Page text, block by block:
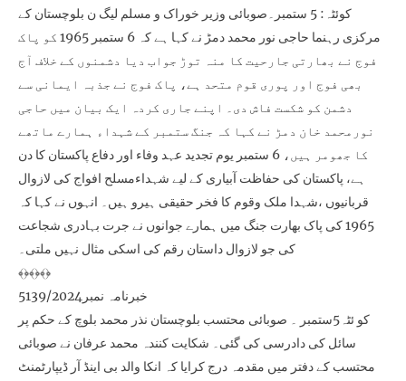
کوئٹہ: 5 ستمبر۔صوبائی وزیر خوراک و مسلم لیگ ن بلوچستان کے
مرکزی رہنما حاجی نور محمد دمڑ نے کہا ہے کہ 6 ستمبر 1965 کو پاک
فوج نے بھارتی جارحیت کا منہ توڑ جواب دیا دشمنوں کے خلاف آج
بھی فوج اور پوری قوم متحد ہے، پاک فوج نے جذبہ ایمانی سے
دشمن کو شکست فاش دی۔ اپنے جاری کردہ ایک بیان میں حاجی
نورمحمد خان دمڑ نے کہا کہ جنگ ستمبر کے شہداء ہمارے ماتھے
کا جھومر ہیں، 6 ستمبر یوم تجدید عہد وفاء اور دفاع پاکستان کا دن
ہے، پاکستان کی حفاظت آبیاری کے لیے شہداءمسلح افواج کی لازوال
قربانیوں ،شہدا ملک وقوم کا فخر حقیقی ہیرو ہیں۔ انہوں نے کہا کہ
1965 کی پاک بھارت جنگ میں ہمارے جوانوں نے جرت بہادری شجاعت
کی جو لازوال داستان رقم کی اسکی مثال نہیں ملتی۔
﴾﴿﴾﴿﴾﴿
خبرنامہ نمبر5139/2024
کو ئٹہ5ستمبر ۔ صوبائی محتسب بلوچستان نذر محمد بلوچ کے حکم پر
سائل کی دادرسی کی گئی۔ شکایت کنندہ محمد عرفان نے صوبائی
محتسب کے دفتر میں مقدمہ درج کرایا کہ انکا والد بی اینڈ آر ڈیپارٹمنٹ